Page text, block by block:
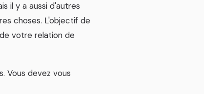
il y a aussi d'autres
choses. L'objectif de
votre relation de
Vous devez vous